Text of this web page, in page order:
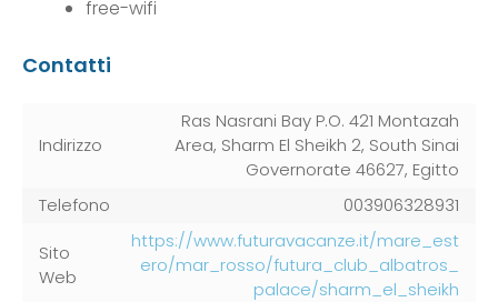
free-wifi
Contatti
Indirizzo
Ras Nasrani Bay P.O. 421 Montazah
Area, Sharm El Sheikh 2, South Sinai
Governorate 46627, Egitto
Telefono
003906328931
Sito
Web
https://www.futuravacanze.it/mare_est
ero/mar_rosso/futura_club_albatros_
palace/sharm_el_sheikh